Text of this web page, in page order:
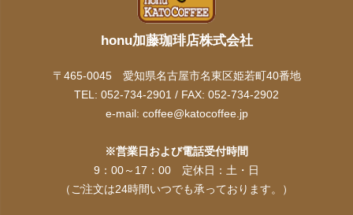
honu加藤珈琲店株式会社
〒465-0045 愛知県名古屋市名東区姫若町40番地
TEL: 052-734-2901 / FAX: 052-734-2902
e-mail: coffee@katocoffee.jp
※営業日および電話受付時間
9：00～17：00 定休日：土・日
（ご注文は24時間いつでも承っております。）